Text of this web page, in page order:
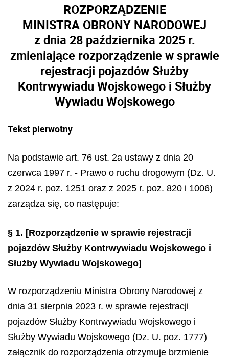
ROZPORZĄDZENIE
MINISTRA OBRONY NARODOWEJ
z dnia 28 października 2025 r.
zmieniające rozporządzenie w sprawie
rejestracji pojazdów Służby
Kontrwywiadu Wojskowego i Służby
Wywiadu Wojskowego
Tekst pierwotny
Na podstawie art. 76 ust. 2a ustawy z dnia 20
czerwca 1997 r. - Prawo o ruchu drogowym (Dz. U.
z 2024 r. poz. 1251 oraz z 2025 r. poz. 820 i 1006)
zarządza się, co następuje:
§ 1. [Rozporządzenie w sprawie rejestracji
pojazdów Służby Kontrwywiadu Wojskowego i
Służby Wywiadu Wojskowego]
W rozporządzeniu Ministra Obrony Narodowej z
dnia 31 sierpnia 2023 r. w sprawie rejestracji
pojazdów Służby Kontrwywiadu Wojskowego i
Służby Wywiadu Wojskowego (Dz. U. poz. 1777)
załącznik do rozporządzenia otrzymuje brzmienie